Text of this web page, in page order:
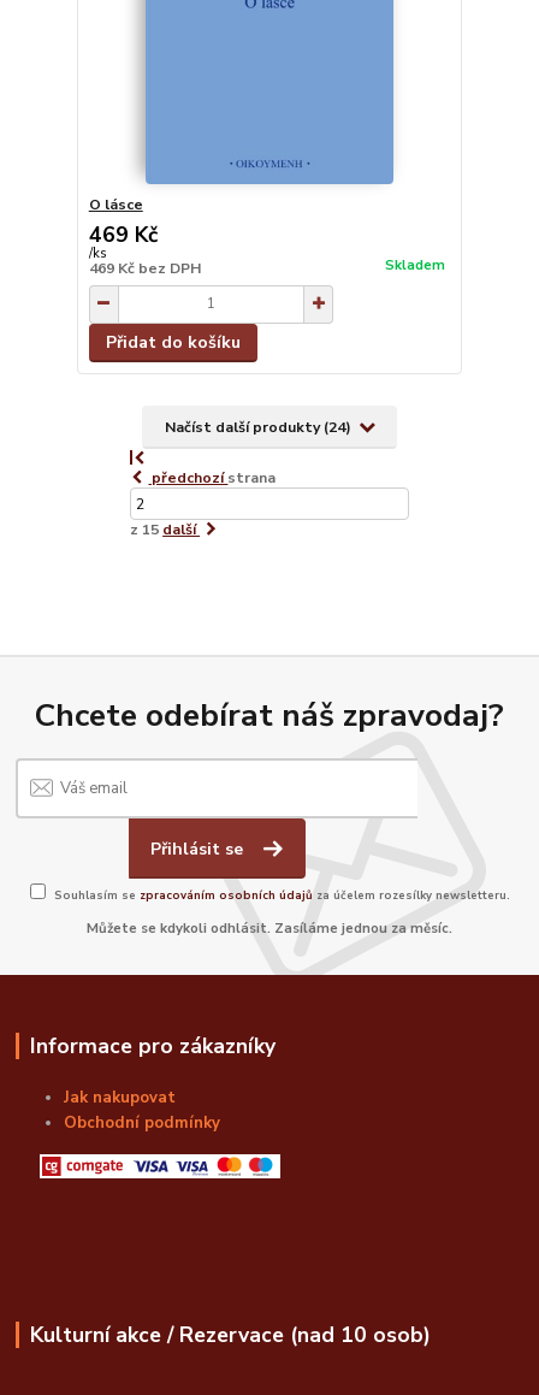
O lásce
469 Kč
/ks
469 Kč bez DPH Skladem
Přidat do košíku
Načíst další produkty (24)
předchozístrana
z 15 další
Chcete odebírat náš zpravodaj?
Přihlásit se
Souhlasím se zpracováním osobních údajů za účelem rozesílky newsletteru.
Můžete se kdykoli odhlásit. Zasíláme jednou za měsíc.
Informace pro zákazníky
Jak nakupovat
Obchodní podmínky
Kulturní akce / Rezervace (nad 10 osob)